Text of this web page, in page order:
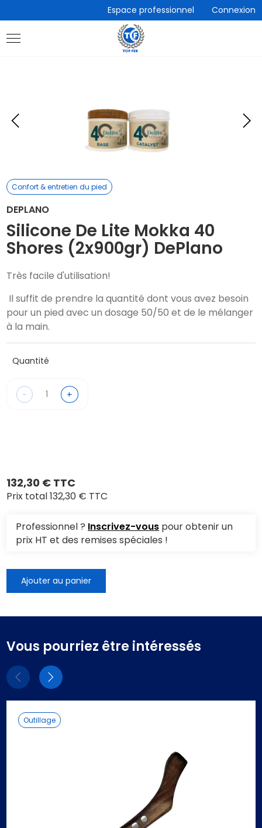
directement
au
contenu
Espace professionnel Connexion
Eléments
précédent
Confort & entretien du pied
DEPLANO
Silicone De Lite Mokka 40
Shores (2x900gr) DePlano
Très facile d'utilisation!
Il suffit de prendre la quantité dont vous avez besoin
pour un pied avec un dosage 50/50 et de le mélanger
à la main.
Quantité
- +
132,30 € TTC
Prix total132,30 € TTC
Professionnel ? Inscrivez-vous pour obtenir un
prix HT et des remises spéciales !
Ajouter au panier
Vous pourriez être intéressés
ElémentsEléments
Outillage